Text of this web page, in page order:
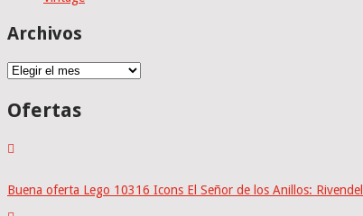
Archivos
Archivos
Ofertas
Buena oferta Lego 10316 Icons El Señor de los Anillos: Rivendel